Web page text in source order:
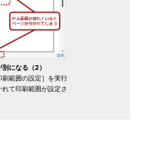
になる（2）
範囲の設定］を実行
て印刷範囲が設定さ